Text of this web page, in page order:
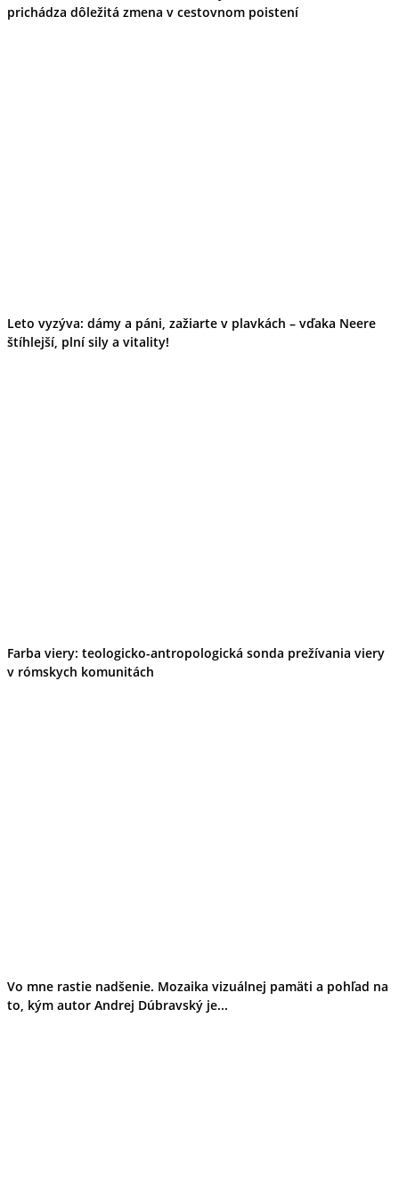
Tipy
Výlet
prichádza dôležitá zmena v cestovnom poistení
Leto vyzýva: dámy a páni, zažiarte v plavkách – vďaka Neere
štíhlejší, plní sily a vitality!
Farba viery: teologicko-antropologická sonda prežívania viery
v rómskych komunitách
Vo mne rastie nadšenie. Mozaika vizuálnej pamäti a pohľad na
to, kým autor Andrej Dúbravský je...